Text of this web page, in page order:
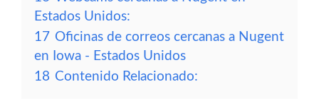
Estados Unidos:
17 Oficinas de correos cercanas a Nugent
en Iowa - Estados Unidos
18 Contenido Relacionado: